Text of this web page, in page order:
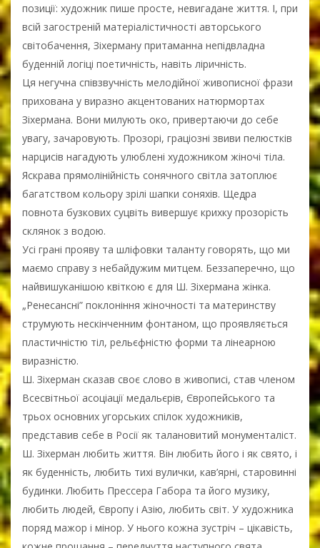
позиції: художник пише просте, невигадане життя. І, при
всій загостреній матеріалістичності авторського
світобачення, Зіхерману притаманна непідвладна
буденній логіці поетичність, навіть ліричність.
Ця негучна співзвучність мелодійної живописної фрази
прихована у виразно акцентованих натюрмортах
Зіхермана. Вони милують око, привертаючи до себе
увагу, зачаровують. Прозорі, граціозні звиви пелюстків
нарцисів нагадують улюблені художником жіночі тіла.
Яскрава прямолінійність сонячного світла затоплює
багатством кольору зрілі шапки соняхів. Щедра
повнота бузкових суцвіть вивершує крихку прозорість
склянок з водою.
Усі грані прояву та шліфовки таланту говорять, що ми
маємо справу з небайдужим митцем. Беззаперечно, що
найвишуканішою квіткою є для Ш. Зіхермана жінка.
„Ренесансні” поклоніння жіночності та материнству
струмують нескінченним фонтаном, що проявляється
пластичністю тіл, рельєфністю форми та лінеарною
виразністю.
Ш. Зіхерман сказав своє слово в живописі, став членом
Всесвітньої асоціації медальєрів, Європейського та
трьох основних угорських спілок художників,
представив себе в Росії як талановитий монументаліст.
Ш. Зіхерман любить життя. Він любить його і як свято, і
як буденність, любить тихі вулички, кав’ярні, старовинні
будинки. Любить Прессера Габора та його музику,
любить людей, Європу і Азію, любить світ. У художника
поряд мажор і мінор. У нього кожна зустріч – цікавість,